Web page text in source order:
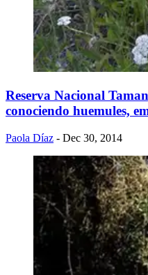
Reserva Nacional
conociendo huemules,
Paola Díaz - Dec 30, 2014